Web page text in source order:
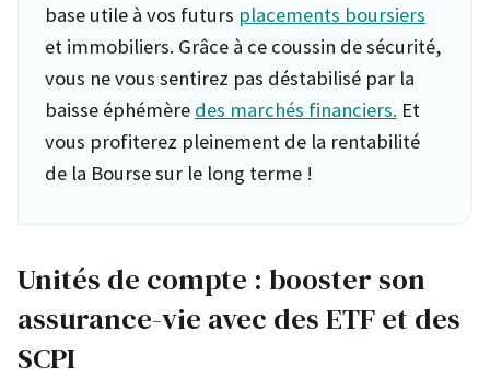
base utile à vos futurs placements boursiers
et immobiliers. Grâce à ce coussin de sécurité,
vous ne vous sentirez pas déstabilisé par la
baisse éphémère des marchés financiers. Et
vous profiterez pleinement de la rentabilité
de la Bourse sur le long terme !
Unités de compte : booster son
assurance-vie avec des ETF et des
SCPI